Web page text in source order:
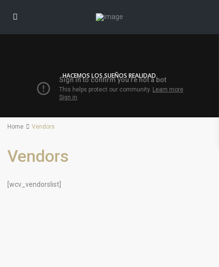
HACEMOS LOS SUEÑOS REALIDAD
Home Vendors
Vendors
[wcv_vendorslist]